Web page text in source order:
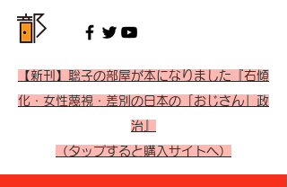
【新刊】聡子の部屋が本になりました『右傾
化・女性蔑視・差別の日本の「おじさん」政
治』
（タップすると購入サイトへ）